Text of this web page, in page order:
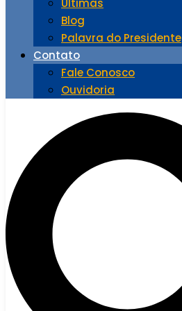
Últimas
Blog
Palavra do Presidente
Contato
Fale Conosco
Ouvidoria